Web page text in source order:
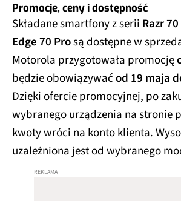
Promocje, ceny i dostępność
Składane smartfony z serii Razr
Edge 70 Prosą dostępne w
Motorola przygotowała promocję
będzie obowiązywaćod 19 maja
Dzięki ofercie promocyjnej, po
wybranego urządzenia na stronie
kwoty wróci na konto klienta.
uzależniona jest od wybranego